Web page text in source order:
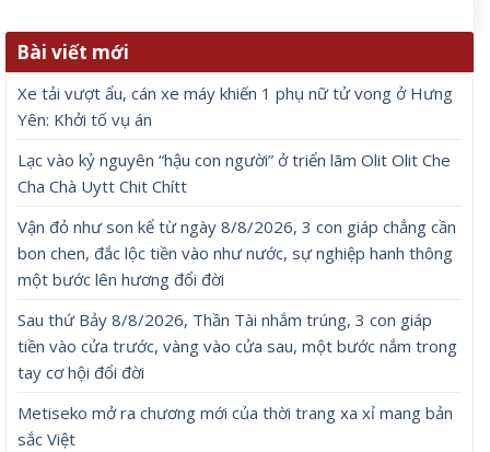
Bài viết mới
Xe tải vượt ẩu, cán xe máy khiến 1 phụ nữ tử vong ở Hưng
Yên: Khởi tố vụ án
Lạc vào kỷ nguyên “hậu con người” ở triển lãm Olit Olit Che
Cha Chà Uytt Chit Chítt
Vận đỏ như son kể từ ngày 8/8/2026, 3 con giáp chẳng cần
bon chen, đắc lộc tiền vào như nước, sự nghiệp hanh thông
một bước lên hương đổi đời
Sau thứ Bảy 8/8/2026, Thần Tài nhắm trúng, 3 con giáp
tiền vào cửa trước, vàng vào cửa sau, một bước nắm trong
tay cơ hội đổi đời
Metiseko mở ra chương mới của thời trang xa xỉ mang bản
sắc Việt